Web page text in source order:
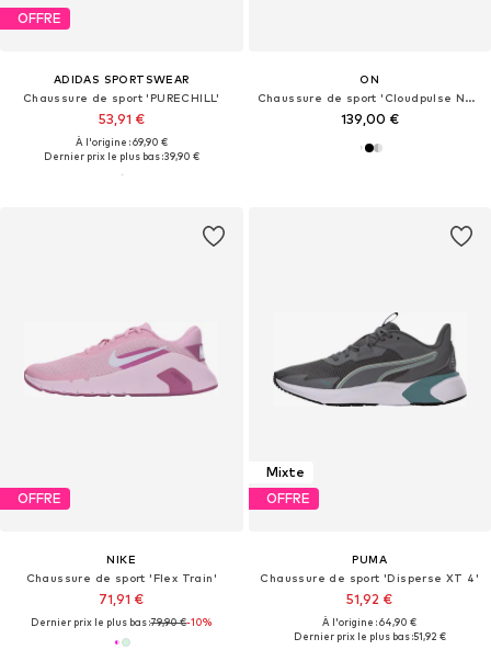
OFFRE
ADIDAS SPORTSWEAR
Chaussure de sport 'PURECHILL'
53,91 €
À l'origine : 69,90 €
Dernier prix le plus bas :39,90 €
ON
Chaussure de sport 'Cloudpulse Next'
139,00 €
OFFRE
NIKE
Chaussure de sport 'Flex Train'
71,91 €
Dernier prix le plus bas :79,90 €-10%
Mixte
OFFRE
PUMA
Chaussure de sport 'Disperse XT 4'
51,92 €
À l'origine : 64,90 €
Dernier prix le plus bas :51,92 €